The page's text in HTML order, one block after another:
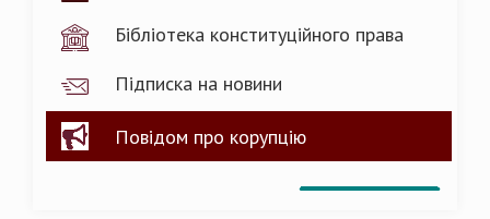
Бібліотека конституційного права
Підписка на новини
Повідом про корупцію